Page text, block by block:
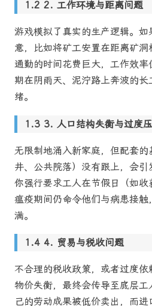
2. 工作环境与距离问题
游戏模拟了真实的生产逻辑。
意，比如将矿工安置在距离矿
通勤的时间花费巨大，工作效
期在阴雨天、泥泞路上奔波的
绪。
3. 人口结构失衡与过度
无限制地涌入新家庭，但配套
井、公共院落）没有跟上，会
你强行要求工人在节假日（如
瘟疫期间仍命令他们与病患接
满。
4. 贸易与税收问题
不合理的税收政策，或者过度
物价失衡，最终会传导至底层工
己的劳动成果被低价卖出，而